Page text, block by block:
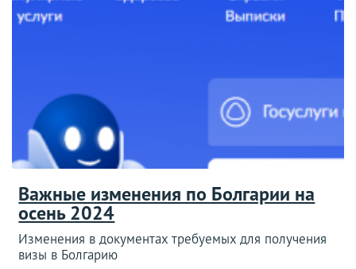
Важные изменения по Болгарии на
осень 2024
Изменения в документах требуемых для получения
визы в Болгарию